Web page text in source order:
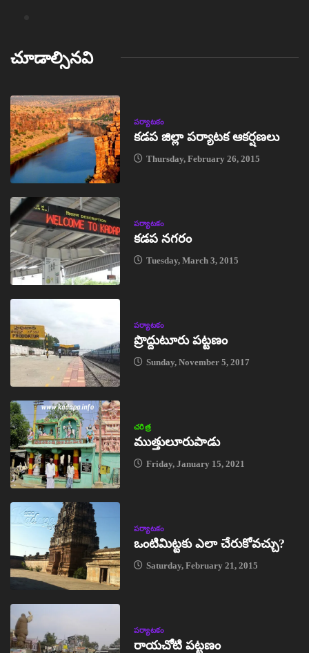
చూడాల్సినవి
పర్యాటకం
కడప జిల్లా పర్యాటక ఆకర్షణలు
Thursday, February 26, 2015
పర్యాటకం
కడప నగరం
Tuesday, March 3, 2015
పర్యాటకం
ప్రొద్దుటూరు పట్టణం
Sunday, November 5, 2017
చరిత్ర
ముత్తులూరుపాడు
Friday, January 15, 2021
పర్యాటకం
ఒంటిమిట్టకు ఎలా చేరుకోవచ్చు?
Saturday, February 21, 2015
పర్యాటకం
రాయచోటి పట్టణం